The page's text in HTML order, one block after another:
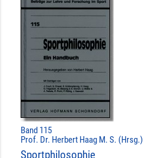
Band 115
Prof. Dr. Herbert Haag M. S. (Hrsg.)
Sportphilosophie